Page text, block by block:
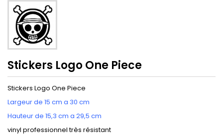
Stickers Logo One Piece
Stickers Logo One Piece
Largeur de 15 cm a 30 cm
Hauteur de 15,3 cm a 29,5 cm
vinyl professionnel très résistant